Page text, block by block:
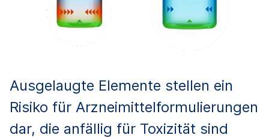
Ausgelaugte Elemente stellen ein
Risiko für Arzneimittelformulierungen
dar, die anfällig für Toxizität sind